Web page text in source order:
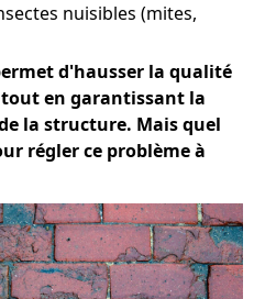
nuisibles (mites,
d'hausser la qualité
en garantissant la
la structure. Mais quel
régler ce problème à